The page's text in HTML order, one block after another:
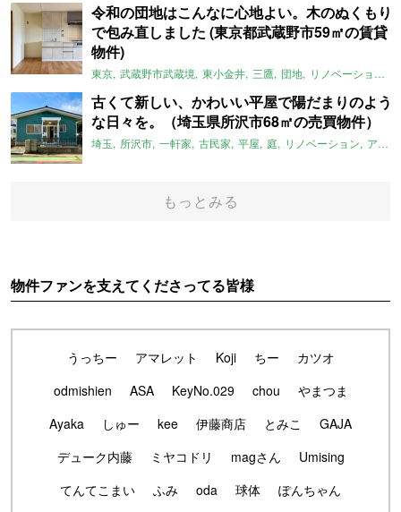
令和の団地はこんなに心地よい。木のぬくもり
で包み直しました (東京都武蔵野市59㎡の賃貸
物件)
東京 武蔵野市武蔵境 東小金井 三鷹 団地 リノベーション
古くて新しい、かわいい平屋で陽だまりのよう
な日々を。（埼玉県所沢市68㎡の売買物件）
埼玉 所沢市 一軒家 古民家 平屋 庭 リノベーション アメリカンハウス
もっとみる
物件ファンを支えてくださってる皆様
うっちー アマレット Koji ちー
カツオ
odmishien
ASA KeyNo.029 chou
やまつま
Ayaka
しゅー kee 伊藤商店 とみこ
GAJA
デューク内藤
ミヤコドリ magさん
Umising
てんてこまい
ふみ oda 球体
ぽんちゃん